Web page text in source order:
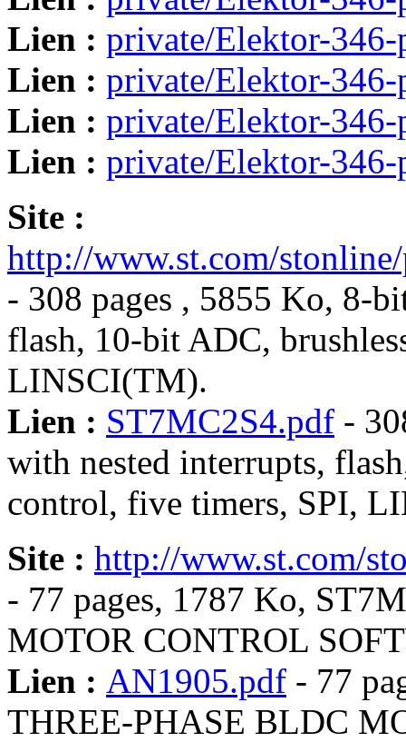
Lien : private/Elektor-
Lien : private/Elektor-
Lien : private/Elektor-
Lien : private/Elektor-
Site :
http://www.st.com/
- 308 pages , 5855 Ko, 8-
flash, 10-bit ADC,
LINSCI(TM).
Lien : ST7MC2S4.pdf -
with nested interrupts,
control, five timers, SPI,
Site : http://www.st.com/
- 77 pages, 1787 Ko,
MOTOR CONTROL
Lien : AN1905.pdf - 77
THREE-PHASE BLDC